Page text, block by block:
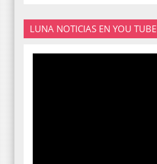
LUNA NOTICIAS EN YOU TUBE